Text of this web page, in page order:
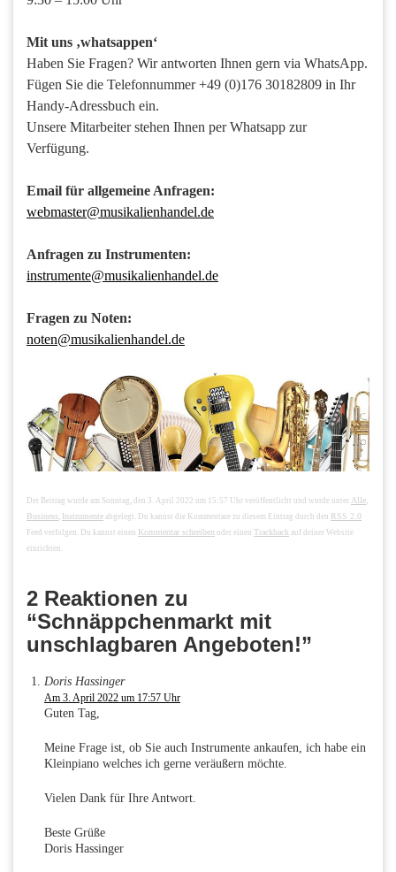
Mit uns ‚whatsappen‘
Haben Sie Fragen? Wir antworten Ihnen gern via WhatsApp.
Fügen Sie die Telefonnummer +49 (0)176 30182809 in Ihr
Handy-Adressbuch ein.
Unsere Mitarbeiter stehen Ihnen per Whatsapp zur
Verfügung.
Email für allgemeine Anfragen:
webmaster@musikalienhandel.de
Anfragen zu Instrumenten:
instrumente@musikalienhandel.de
Fragen zu Noten:
noten@musikalienhandel.de
Der Beitrag wurde am Sonntag, den 3. April 2022 um 15:57 Uhr veröffentlicht und wurde unter Alle
Business Instrumente abgelegt. Du kannst die Kommentare zu diesem Eintrag durch den RSS 2.0
Feed verfolgen. Du kannst einen Kommentar schreiben oder einen Trackback auf deiner Website
einrichten.
2 Reaktionen zu
“Schnäppchenmarkt mit
unschlagbaren Angeboten!”
Doris Hassinger
Am 3. April 2022 um 17:57 Uhr
Guten Tag,
Meine Frage ist, ob Sie auch Instrumente ankaufen, ich habe ein
Kleinpiano welches ich gerne veräußern möchte.
Vielen Dank für Ihre Antwort.
Beste Grüße
Doris Hassinger